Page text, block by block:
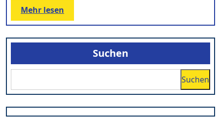
Mehr lesen
lesen
Suchen
Suchen